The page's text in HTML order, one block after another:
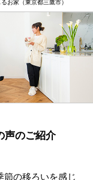
お家（東京都三鷹市）
声のご紹介
節の移ろいを感じ